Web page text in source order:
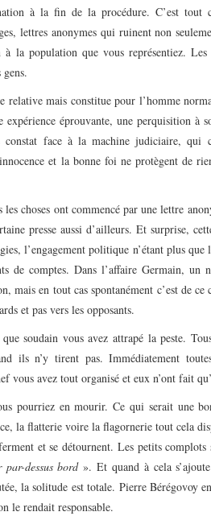
à la fin de la procédure. C’est tout
lettres anonymes qui ruinent non
la population que vous représentiez.
mais constitue pour l’homme
expérience éprouvante, une perquisition à
face à la machine judiciaire, qui
et la bonne foi ne protègent de
choses ont commencé par une lettre
presse aussi d’ailleurs. Et surprise,
l’engagement politique n’étant plus que
de comptes. Dans l’affaire Germain, un
mais en tout cas spontanément c’est de
et pas vers les opposants.
soudain vous avez attrapé la peste.
ils n’y tirent pas. Immédiatement
vous avez tout organisé et eux n’ont fait
pourriez en mourir. Ce qui serait une
la flatterie voire la flagornerie tout cela
et se détournent. Les petits complots
dessus bord». Et quand à cela
la solitude est totale. Pierre Bérégovoy
le rendait responsable.